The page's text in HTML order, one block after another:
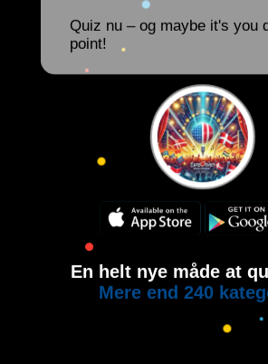
Quiz nu – og maybe it's you
point!
En helt nye måde at
Mere end 240